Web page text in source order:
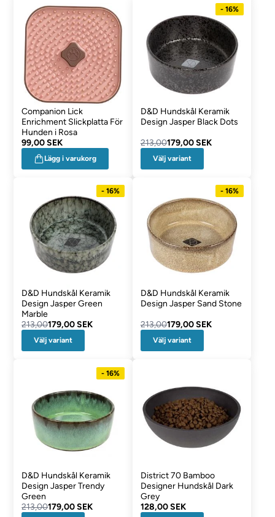
Companion Lick
Enrichment Slickplatta För
Hunden i Rosa
99,00 SEK
Lägg i varukorg
- 16%
D&D Hundskål Keramik
Design Jasper Black Dots
213,00179,00 SEK
Välj variant
- 16%
D&D Hundskål Keramik
Design Jasper Green
Marble
213,00179,00 SEK
Välj variant
- 16%
D&D Hundskål Keramik
Design Jasper Sand Stone
213,00179,00 SEK
Välj variant
- 16%
D&D Hundskål Keramik
Design Jasper Trendy
Green
213,00179,00 SEK
District 70 Bamboo
Designer Hundskål Dark
Grey
128,00 SEK